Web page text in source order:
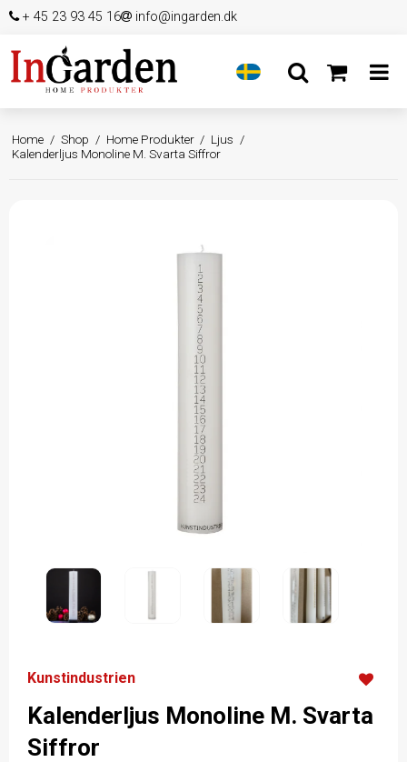
+ 45 23 93 45 16 info@ingarden.dk
Home / Shop / Home Produkter / Ljus /
Kalenderljus Monoline M. Svarta Siffror
Kunstindustrien
Kalenderljus Monoline M. Svarta
Siffror